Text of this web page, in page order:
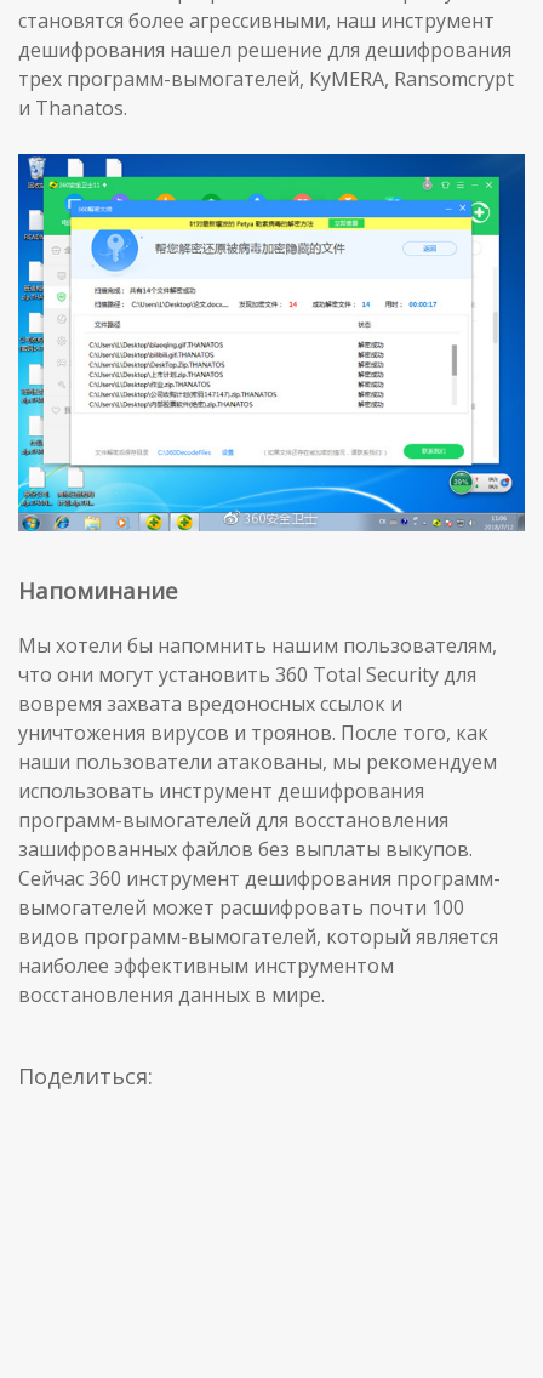
становятся более агрессивными, наш инструмент
дешифрования нашел решение для дешифрования
трех программ-вымогателей, KyMERA, Ransomcrypt
и Thanatos.
Напоминание
Мы хотели бы напомнить нашим пользователям,
что они могут установить 360 Total Security для
вовремя захвата вредоносных ссылок и
уничтожения вирусов и троянов. После того, как
наши пользователи атакованы, мы рекомендуем
использовать инструмент дешифрования
программ-вымогателей для восстановления
зашифрованных файлов без выплаты выкупов.
Сейчас 360 инструмент дешифрования программ-
вымогателей может расшифровать почти 100
видов программ-вымогателей, который является
наиболее эффективным инструментом
восстановления данных в мире.
Поделиться: